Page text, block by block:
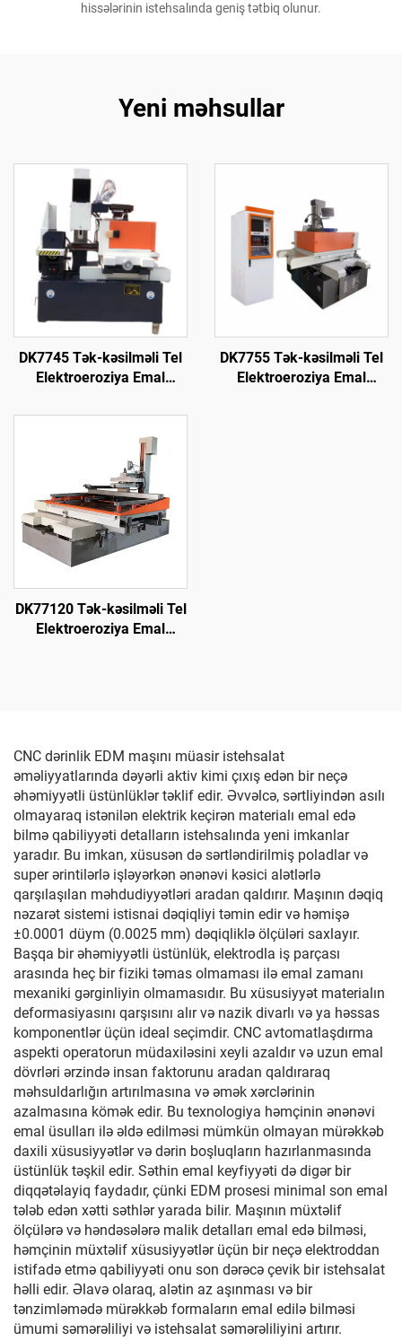
hissələrinin istehsalında geniş tətbiq olunur.
Yeni məhsullar
DK7745 Tək-kəsilməli Tel
Elektroeroziya Emal
DK7755 Tək-kəsilməli Tel
Elektroeroziya Emal
DK77120 Tək-kəsilməli Tel
Elektroeroziya Emal
CNC dərinlik EDM maşını müasir istehsalat
əməliyyatlarında dəyərli aktiv kimi çıxış edən bir neçə
əhəmiyyətli üstünlüklər təklif edir. Əvvəlcə, sərtliyindən asılı
olmayaraq istənilən elektrik keçirən materialı emal edə
bilmə qabiliyyəti detalların istehsalında yeni imkanlar
yaradır. Bu imkan, xüsusən də sərtləndirilmiş poladlar və
super ərintilərlə işləyərkən ənənəvi kəsici alətlərlə
qarşılaşılan məhdudiyyətləri aradan qaldırır. Maşının dəqiq
nəzarət sistemi istisnai dəqiqliyi təmin edir və həmişə
±0.0001 düym (0.0025 mm) dəqiqliklə ölçüləri saxlayır.
Başqa bir əhəmiyyətli üstünlük, elektrodla iş parçası
arasında heç bir fiziki təmas olmaması ilə emal zamanı
mexaniki gərginliyin olmamasıdır. Bu xüsusiyyət materialın
deformasiyasını qarşısını alır və nazik divarlı və ya həssas
komponentlər üçün ideal seçimdir. CNC avtomatlaşdırma
aspekti operatorun müdaxiləsini xeyli azaldır və uzun emal
dövrləri ərzində insan faktorunu aradan qaldıraraq
məhsuldarlığın artırılmasına və əmək xərclərinin
azalmasına kömək edir. Bu texnologiya həmçinin ənənəvi
emal üsulları ilə əldə edilməsi mümkün olmayan mürəkkəb
daxili xüsusiyyətlər və dərin boşluqların hazırlanmasında
üstünlük təşkil edir. Səthin emal keyfiyyəti də digər bir
diqqətəlayiq faydadır, çünki EDM prosesi minimal son emal
tələb edən xətti səthlər yarada bilir. Maşının müxtəlif
ölçülərə və həndəsələrə malik detalları emal edə bilməsi,
həmçinin müxtəlif xüsusiyyətlər üçün bir neçə elektroddan
istifadə etmə qabiliyyəti onu son dərəcə çevik bir istehsalat
həlli edir. Əlavə olaraq, alətin az aşınması və bir
tənzimləmədə mürəkkəb formaların emal edilə bilməsi
ümumi səmərəliliyi və istehsalat səmərəliliyini artırır.